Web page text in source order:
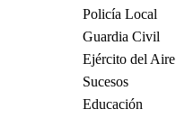
Policía Local
Guardia Civil
Ejército del Aire
Sucesos
Educación